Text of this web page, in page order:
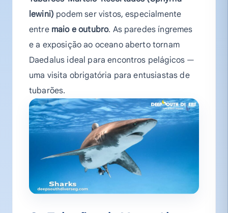
lewini) podem ser vistos, especialmente
entre maio e outubro. As paredes íngremes
e a exposição ao oceano aberto tornam
Daedalus ideal para encontros pelágicos —
uma visita obrigatória para entusiastas de
tubarões.